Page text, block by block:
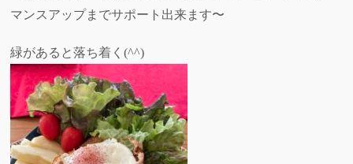
マンスアップまでサポート出来ます〜
緑があると落ち着く(^^)